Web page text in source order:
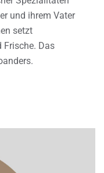
und ihrem Vater
setzt
Das